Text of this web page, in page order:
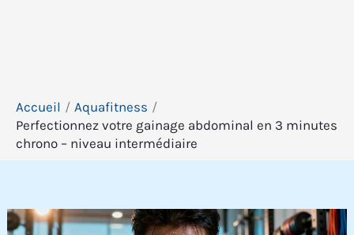
Accueil
Aquafitness
Perfectionnez votre gainage abdominal en 3 minutes
chrono – niveau intermédiaire